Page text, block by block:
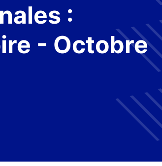
:
- Octobre